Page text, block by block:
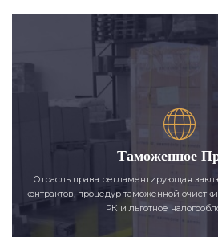
Таможенное
Отрасль права регламентирующая
контрактов, процедур таможенной
РК и льготное